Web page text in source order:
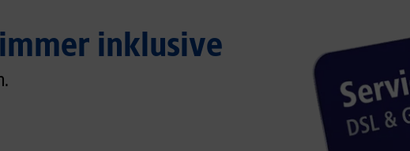
inklusive